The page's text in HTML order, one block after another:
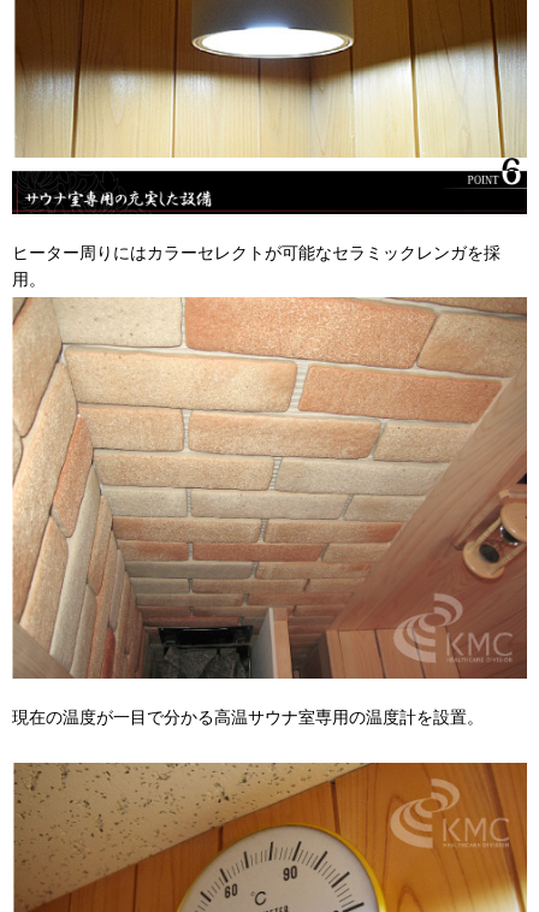
ヒーター周りにはカラーセレクトが可能なセラミックレンガを採
用。
現在の温度が一目で分かる高温サウナ室専用の温度計を設置。